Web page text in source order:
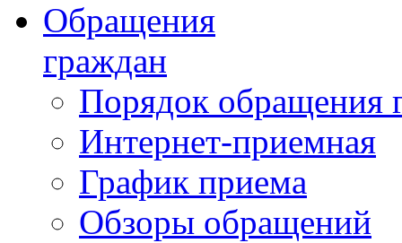
Обращения
граждан
Порядок обращения
Интернет-приемная
График приема
Обзоры обращений